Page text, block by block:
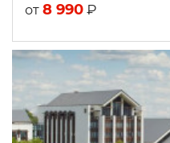
от 8 990 ₽